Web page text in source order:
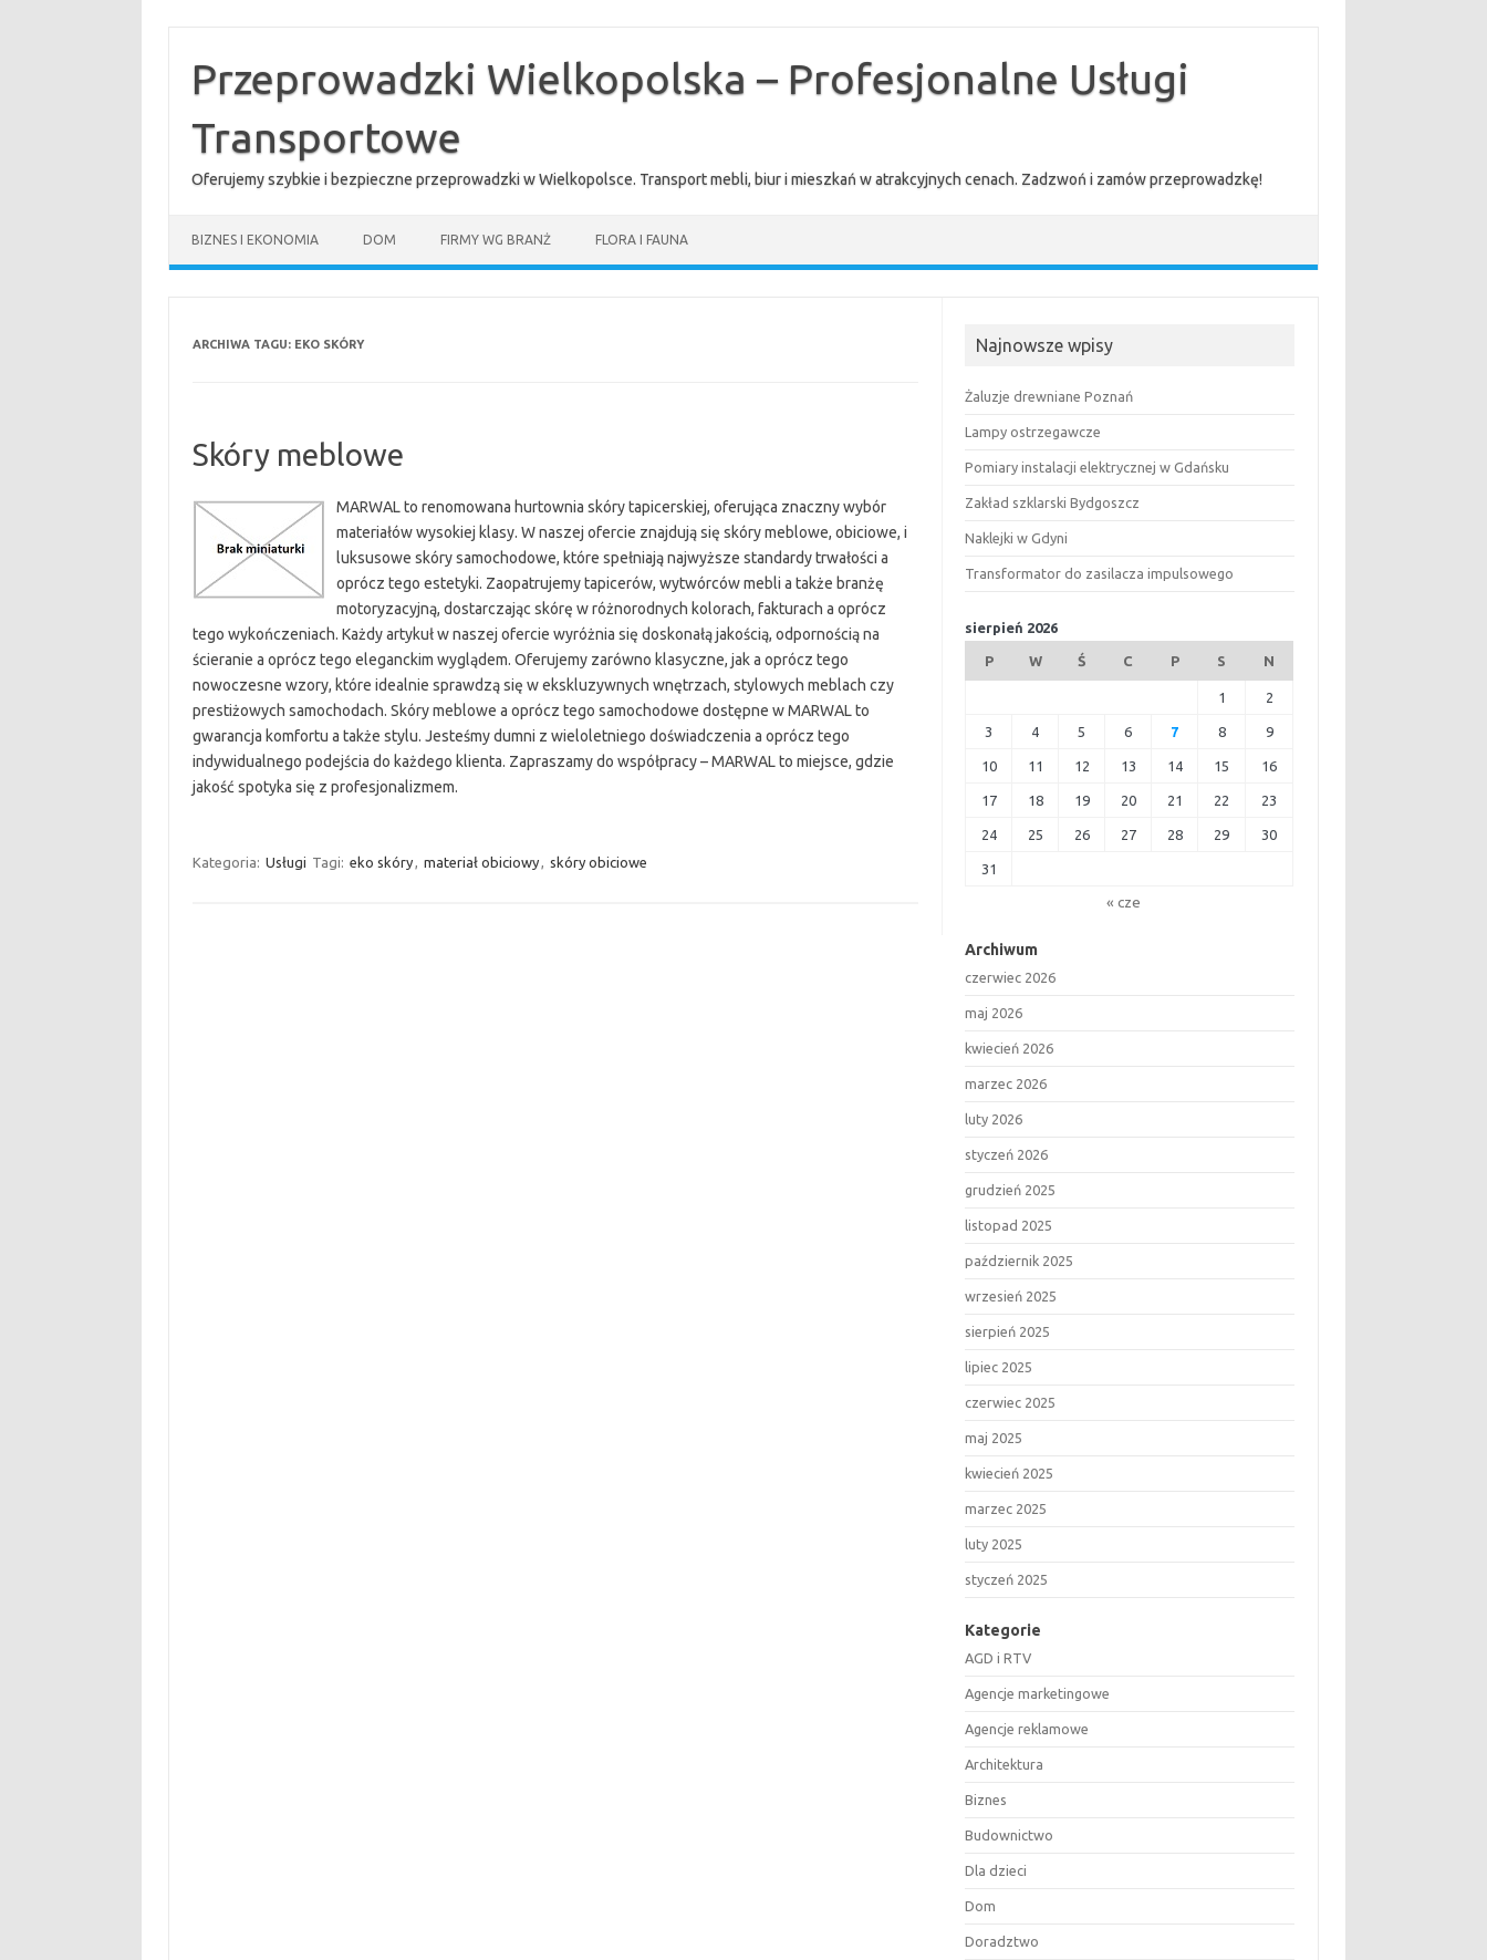
treściPrzeprowadzki Wielkopolska – Profesjonalne Usługi
Transportowe
Oferujemy szybkie i bezpieczne przeprowadzki w Wielkopolsce. Transport mebli, biur i mieszkań w atrakcyjnych cenach. Zadzwoń i zamów przeprowadzkę!
BIZNES I EKONOMIA DOM FIRMY WG BRANŻ FLORA I FAUNA
ARCHIWA TAGU: EKO SKÓRY
Skóry meblowe
MARWAL to renomowana hurtownia skóry tapicerskiej, oferująca znaczny wybór
materiałów wysokiej klasy. W naszej ofercie znajdują się skóry meblowe, obiciowe, i
luksusowe skóry samochodowe, które spełniają najwyższe standardy trwałości a
oprócz tego estetyki. Zaopatrujemy tapicerów, wytwórców mebli a także branżę
motoryzacyjną, dostarczając skórę w różnorodnych kolorach, fakturach a oprócz
tego wykończeniach. Każdy artykuł w naszej ofercie wyróżnia się doskonałą jakością, odpornością na
ścieranie a oprócz tego eleganckim wyglądem. Oferujemy zarówno klasyczne, jak a oprócz tego
nowoczesne wzory, które idealnie sprawdzą się w ekskluzywnych wnętrzach, stylowych meblach czy
prestiżowych samochodach. Skóry meblowe a oprócz tego samochodowe dostępne w MARWAL to
gwarancja komfortu a także stylu. Jesteśmy dumni z wieloletniego doświadczenia a oprócz tego
indywidualnego podejścia do każdego klienta. Zapraszamy do współpracy – MARWAL to miejsce, gdzie
jakość spotyka się z profesjonalizmem.
Kategoria: Usługi Tagi: eko skóry, materiał obiciowy, skóry obiciowe
Najnowsze wpisy
Żaluzje drewniane Poznań
Lampy ostrzegawcze
Pomiary instalacji elektrycznej w Gdańsku
Zakład szklarski Bydgoszcz
Naklejki w Gdyni
Transformator do zasilacza impulsowego
sierpień 2026
P W Ś C P S N
1 2
3 4 5 6 7 8 9
10 11 12 13 14 15 16
17 18 19 20 21 22 23
24 25 26 27 28 29 30
31
« cze
Archiwum
czerwiec 2026
maj 2026
kwiecień 2026
marzec 2026
luty 2026
styczeń 2026
grudzień 2025
listopad 2025
październik 2025
wrzesień 2025
sierpień 2025
lipiec 2025
czerwiec 2025
maj 2025
kwiecień 2025
marzec 2025
luty 2025
styczeń 2025
Kategorie
AGD i RTV
Agencje marketingowe
Agencje reklamowe
Architektura
Biznes
Budownictwo
Dla dzieci
Dom
Doradztwo